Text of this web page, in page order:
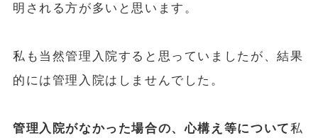
明される方が多いと思います。
私も当然管理入院すると思っていましたが、結果
的には管理入院はしませんでした。
管理入院がなかった場合の、心構え等について私